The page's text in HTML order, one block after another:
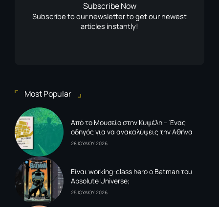
Subscribe Now
Subscribe to our newsletter to get our newest
articles instantly!
Most Popular
Από το Μουσείο στην Κυψέλη – Ένας
οδηγός για να ανακαλύψεις την Αθήνα
28 ΙΟΥΛΙΟΥ 2026
Είναι working-class hero ο Batman του
Absolute Universe;
25 ΙΟΥΛΙΟΥ 2026